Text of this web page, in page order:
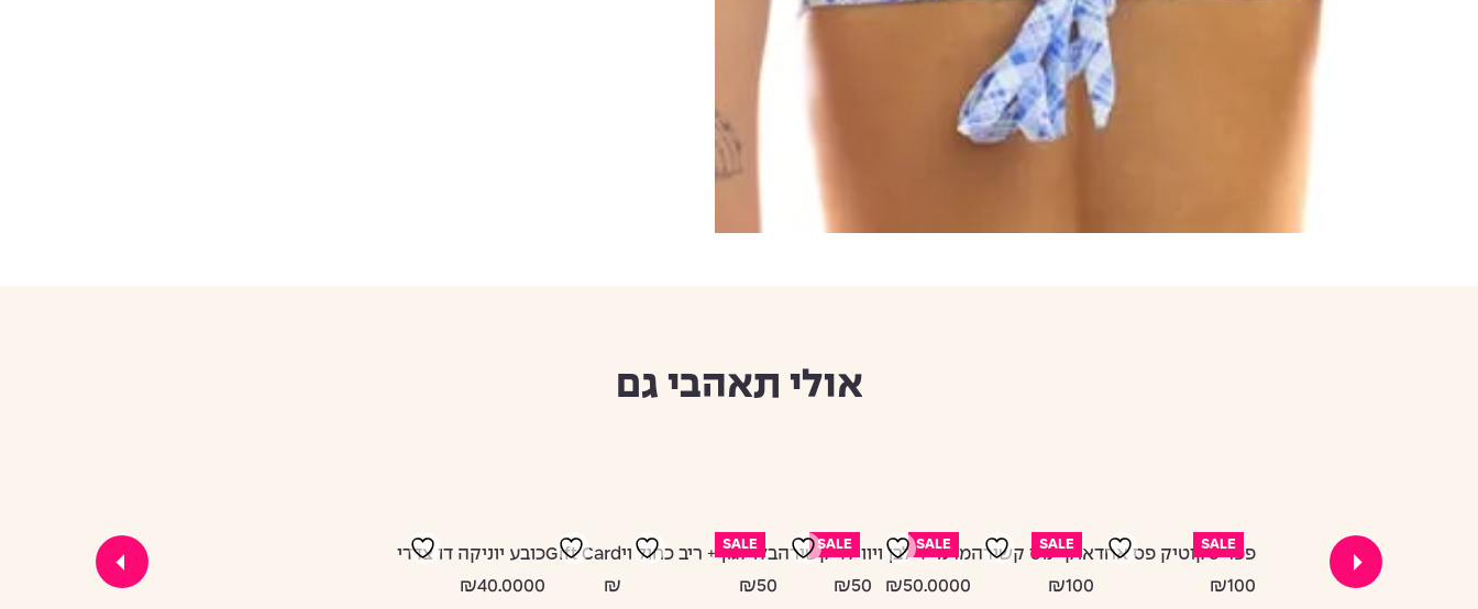
אולי תאהבי גם
SALE
פפר סקוטיק פס אחד
₪100
SALE
אוקיינוס קשירה
₪100
SALE
מרמייד לבן וי
₪50.0000
SALE
ווילד קשירה
₪50
SALE
בלו לגון + ריב כחול וי
₪50
Gift Card
₪
כובע יוניקה דו צדדי
₪40.0000